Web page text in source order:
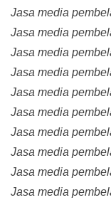
Jasa media
Jasa media
Jasa media
Jasa media
Jasa media
Jasa media
Jasa media
Jasa media
Jasa media
Jasa media